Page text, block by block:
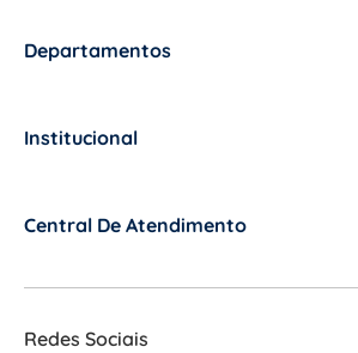
Departamentos
Institucional
Central De Atendimento
Redes Sociais